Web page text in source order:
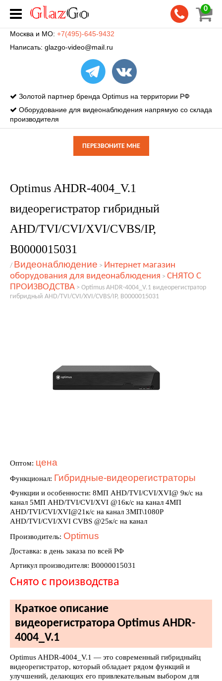
0
Москва и МО: +7(495)-645-9432
Написать: glazgo-video@mail.ru
Золотой партнер бренда Optimus на территории РФ
Оборудование для видеонаблюдения напрямую со склада
производителя
ПЕРЕЗВОНИТЕ МНЕ
Optimus AHDR-4004_V.1
видеорегистратор гибридный
AHD/TVI/CVI/XVI/CVBS/IP,
В0000015031
/ Видеонаблюдение > Интернет магазин
оборудования для видеонаблюдения > СНЯТО С
ПРОИЗВОДСТВА > Optimus AHDR-4004_V.1 видеорегистратор
гибридный AHD/TVI/CVI/XVI/CVBS/IP, В0000015031
Оптом: цена
Функционал: Гибридные-видеорегистраторы
Функции и особенности: 8MП AHD/TVI/CVI/XVI@ 9к/с на
канал 5MП AHD/TVI/CVI/XVI @16к/с на канал 4MП
AHD/TVI/CVI/XVI@21к/с на канал 3MП\1080P
AHD/TVI/CVI/XVI CVBS @25к/с на канал
Производитель: Optimus
Доставка: в день заказа по всей РФ
Артикул производителя: В0000015031
Снято с производства
Краткое описание
видеорегистратора Optimus AHDR-
4004_V.1
Optimus AHDR-4004_V.1 — это современный гибридныйц
видеорегистратор, который обладает рядом функций и
улучшений, делающих его привлекательным выбором для